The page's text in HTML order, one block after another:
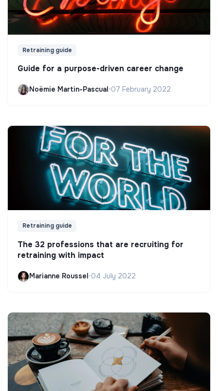
Retraining guide
Guide for a purpose-driven career change
Noëmie Martin-Pascual •07 February 2022
Retraining guide
The 32 professions that are recruiting for
retraining with impact
Marianne Roussel•04 July 2022